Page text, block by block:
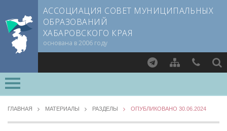
АССОЦИАЦИЯ СОВЕТ МУНИЦИПАЛЬНЫХ
ОБРАЗОВАНИЙ
ХАБАРОВСКОГО КРАЯ
основана в 2006 году
ВСЕ РАЗДЕЛЫ »
МЕТОДИЧЕСКИЙ РАЗДЕЛ
О СОВЕТЕ
Документы CMO
ГЛАВНАЯ МАТЕРИАЛЫ РАЗДЕЛЫ ОПУБЛИКОВАНО 30.06.2024